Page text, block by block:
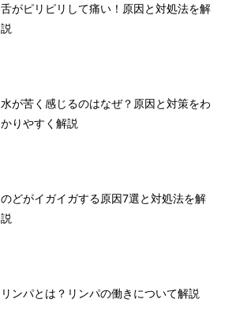
舌がピリピリして痛い！原因と対処法を解
説
水が苦く感じるのはなぜ？原因と対策をわ
かりやすく解説
のどがイガイガする原因7選と対処法を解
説
リンパとは？リンパの働きについて解説